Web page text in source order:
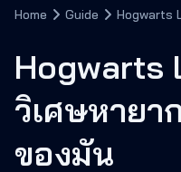
Home Guide
Hogwarts
Hogwarts
วิเศษหายา
ของมัน